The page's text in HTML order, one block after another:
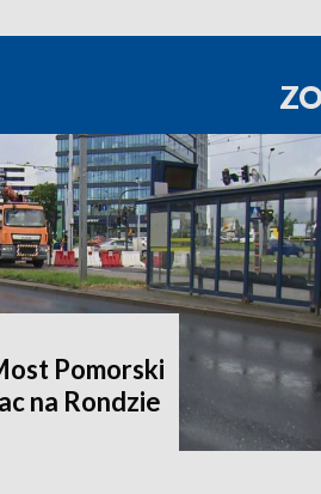
Pomorski
na Rondzie